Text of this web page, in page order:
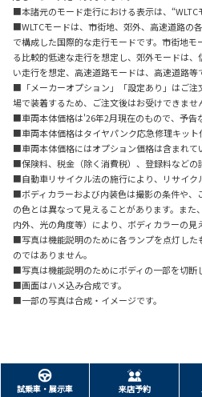
■本諸元のモード走行における表示は、“WLTC
■WLTCモードは、市街地、郊外、高速道路の
で構成した国際的な走行モードです。市街地
る比較的低速な走行を想定し、郊外モードは
い走行を想定、高速道路モードは、高速道路等
■「メーカーオプション」「設定あり」はご注
場で装着するため、ご注文後はお受けできませ
■車両本体価格は'26年2月現在のもので、予告
■車両本体価格はタイヤパンク応急修理キット
■車両本体価格にはオプション価格は含まれて
■保険料、税金（除く消費税）、登録料などの
■自動車リサイクル法の施行により、リサイク
■ボディカラーおよび内装色は撮影の条件や、
の色とは異なって見えることがあります。ま
内外、光の角度等）により、ボディカラーの見
■写真は機能説明のために各ランプを点灯した
のではありません。
■写真は機能説明のためにボディの一部を切断
■画面はハメ込み合成です。
■一部の写真は合成・イメージです。
試乗車・展示車 来店予約